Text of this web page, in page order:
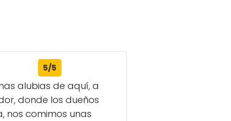
5/5
alubias de aquí, a
donde los dueños
nos comimos unas